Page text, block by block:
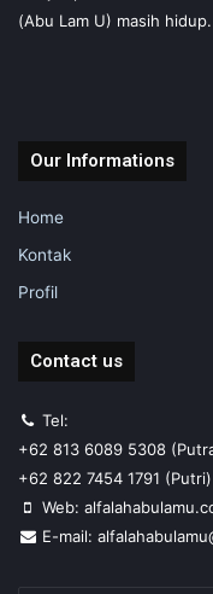
(Abu Lam U) masih hidup.
Our Informations
Home
Kontak
Profil
Contact us
Tel:
+62 813 6089 5308
+62 822 7454 1791 (Putri)
Web:
E-mail: